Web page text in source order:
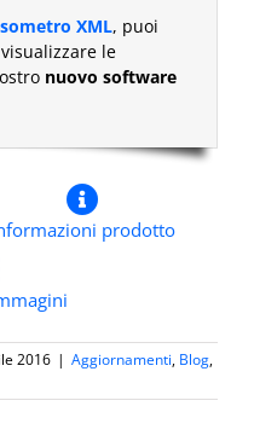
XML, puoi
le
nuovo software
prodotto
2016 | Aggiornamenti, Blog,